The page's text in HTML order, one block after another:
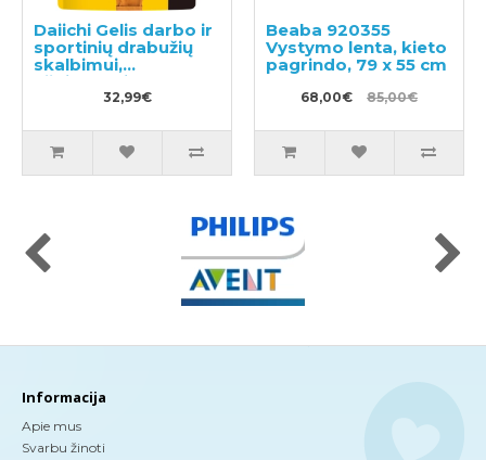
Daiichi Gelis darbo ir
sportinių drabužių
skalbimui,
užpildymui 2kg
32,99€
Beaba 920355
Vystymo lenta, kieto
pagrindo, 79 x 55 cm
68,00€ 85,00€
Informacija
Apie mus
Svarbu žinoti